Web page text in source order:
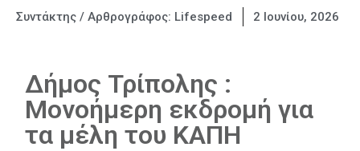
Συντάκτης / Αρθρογράφος: Lifespeed 2 Ιουνίου, 2026
Δήμος Τρίπολης :
Μονοήμερη εκδρομή για
τα μέλη του ΚΑΠΗ